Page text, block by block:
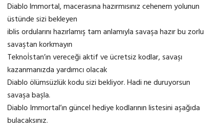
Diablo lmmortal, macerasına hazırmısınız cehenem yolunun
üstünde sizi bekleyen
iblis ordularını hazırlamış tam anlamıyla savaşa hazır bu zorlu
savaştan korkmayın
Teknoİstan’ın vereceği aktif ve ücretsiz kodlar, savaşı
kazanmanızda yardımcı olacak
Diablo ölümsüzlük kodu sizi bekliyor. Hadi ne duruyorsun
savaşa başla.
Diablo Immortal’ın güncel hediye kodlarının listesini aşağıda
bulacaksınız.